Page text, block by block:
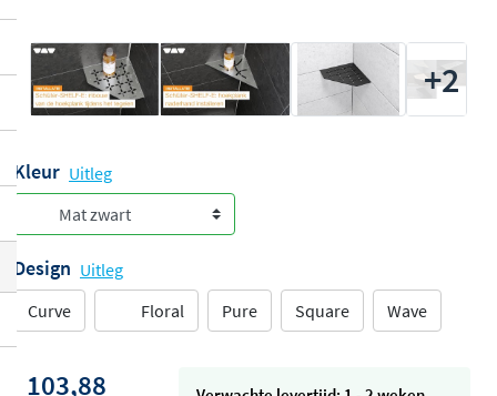
+2
Kleur Uitleg
Design Uitleg
Curve
Floral Pure Square Wave
103,88